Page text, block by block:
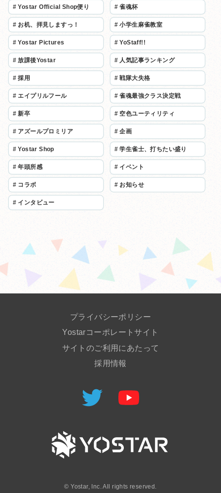
# Yostar Official Shop便り # 雀魂杯
# お机、拝見しますっ！ # 小学生麻雀教室
# Yostar Pictures # YoStaff!!
# 放課後Yostar # 人気記事ランキング
# 採用 # 戦隊大失格
# エイプリルフール # 雀魂最強クラス決定戦
# 新卒 # 空色ユーティリティ
# アズールプロミリア # 企画
# Yostar Shop # 学生雀士、打ちたい盛り
# 年頭所感 # イベント
# コラボ # お知らせ
# インタビュー
プライバシーポリシー
Yostarコーポレートサイト
サイトのご利用にあたって
採用情報
© Yostar, Inc. All rights reserved.